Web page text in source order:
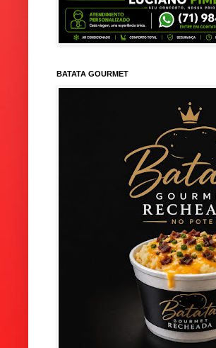
BATATA GOURMET